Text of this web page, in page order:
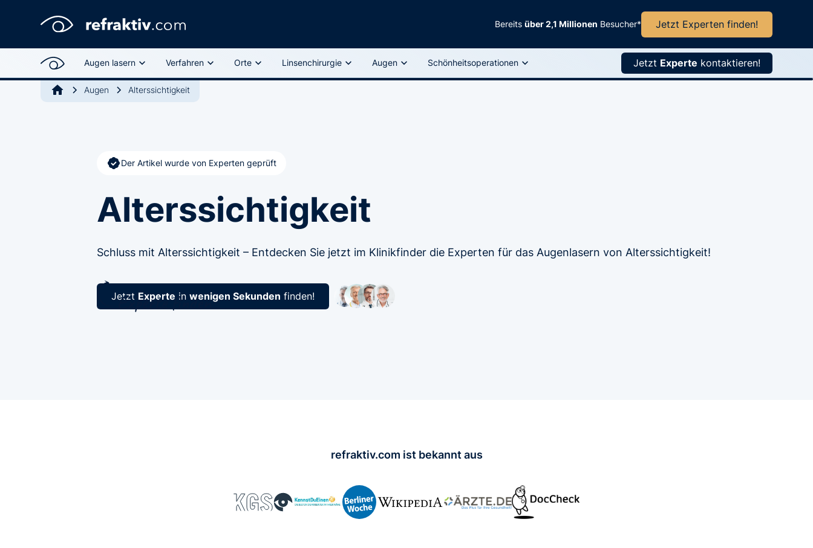
Bereits über 2,1 Millionen Besucher* Jetzt Experten finden!
Augen lasern Verfahren Orte Linsenchirurgie Augen Schönheitsoperationen Jetzt Experte kontaktieren!
Augen Alterssichtigkeit
Der Artikel wurde von Experten geprüft
Alterssichtigkeit
Schluss mit Alterssichtigkeit – Entdecken Sie jetzt im Klinikfinder die Experten für das Augenlasern von Alterssichtigkeit!
Jetzt Experte in wenigen Sekunden finden!
refraktiv.com ist bekannt aus